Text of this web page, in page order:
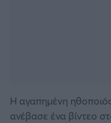
Η αγαπημένη
ανέβασε ένα βίντεο